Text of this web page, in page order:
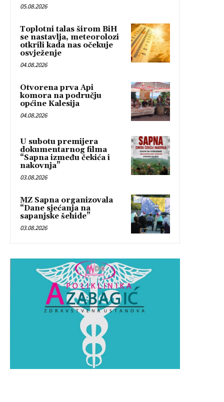
05.08.2026
Toplotni talas širom BiH
se nastavlja, meteorolozi
otkrili kada nas očekuje
osvježenje
04.08.2026
Otvorena prva Api
komora na području
općine Kalesija
04.08.2026
U subotu premijera
dokumentarnog filma
“Sapna između čekića i
nakovnja”
03.08.2026
MZ Sapna organizovala
“Dane sjećanja na
sapanjske šehide”
03.08.2026